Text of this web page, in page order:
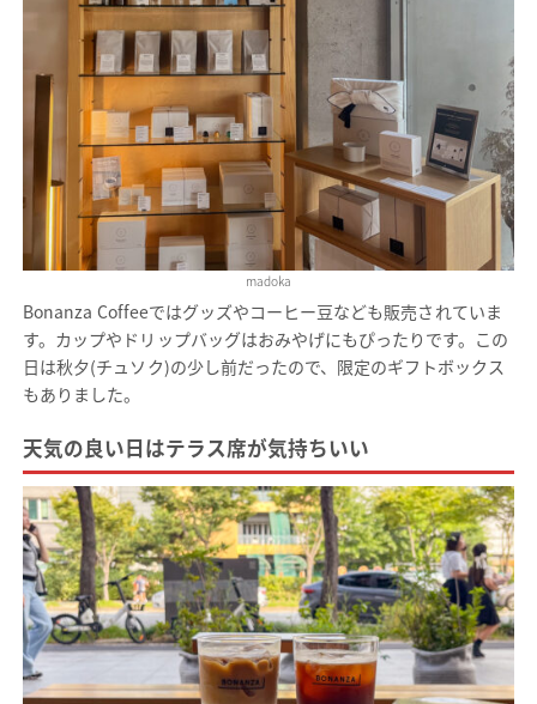
madoka
Bonanza Coffeeではグッズやコーヒー豆なども販売されていま
す。カップやドリップバッグはおみやげにもぴったりです。この
日は秋夕(チュソク)の少し前だったので、限定のギフトボックス
もありました。
天気の良い日はテラス席が気持ちいい